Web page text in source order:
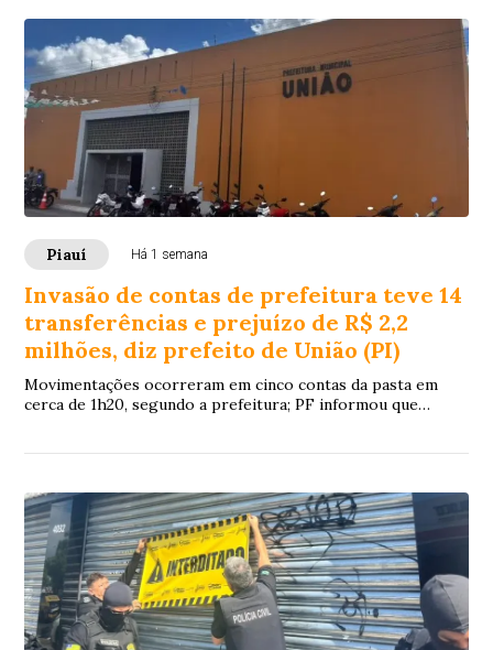
Piauí Há 1 semana
Invasão de contas de prefeitura teve 14
transferências e prejuízo de R$ 2,2
milhões, diz prefeito de União (PI)
Movimentações ocorreram em cinco contas da pasta em
cerca de 1h20, segundo a prefeitura; PF informou que